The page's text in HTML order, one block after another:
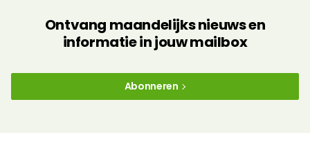
Ontvang maandelijks nieuws en
informatie in jouw mailbox
Abonneren